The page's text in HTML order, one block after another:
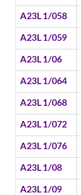
A23L 1/058
A23L 1/059
A23L 1/06
A23L 1/064
A23L 1/068
A23L 1/072
A23L 1/076
A23L 1/08
A23L 1/09